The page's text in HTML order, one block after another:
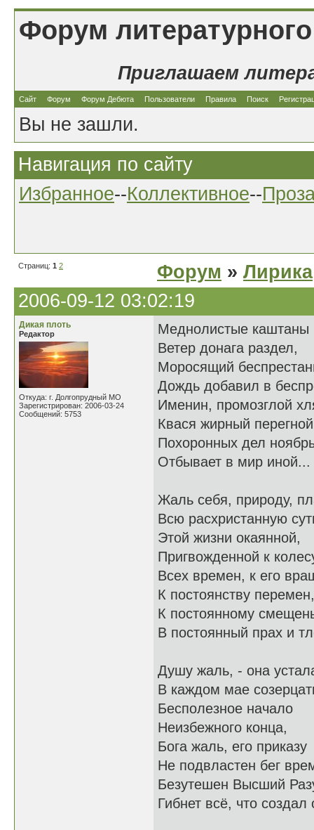
Форум
Приглашаем
Сайт Форум Форум Дебюта Пользователи Правила Поиск
Вы не зашли.
Навигация по сайту
Избранное--Коллективное--
Страниц: 1 2 Форум » Лирика
2006-09-12 03:02:19
Дикая плоть
Редактор
Откуда: г. Долгопрудный МО
Зарегистрирован: 2006-03-24
Сообщений: 5753
Меднолистые каштаны
Ветер донага раздел,
Моросящий
Дождь добавил в
Именин, промозглой
Квася жирный
Похоронных дел
Отбывает в мир иной...
Жаль себя, природу,
Всю расхристанную
Этой жизни окаянной,
Пригвожденной к
Всех времен, к его
К постоянству перемен,
К постоянному
В постоянный прах и
Душу жаль, - она
В каждом мае
Бесполезное начало
Неизбежного конца,
Бога жаль, его приказу
Не подвластен бег
Безутешен Высший
Гибнет всё, что создал